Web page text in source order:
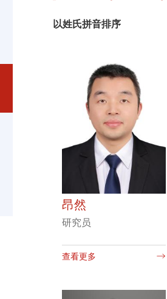
以姓氏拼音排序
昂然
研究员
查看更多